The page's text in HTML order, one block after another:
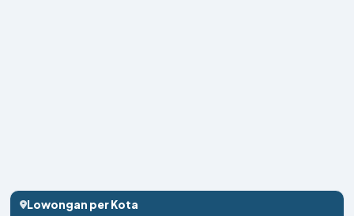
Lowongan per Kota